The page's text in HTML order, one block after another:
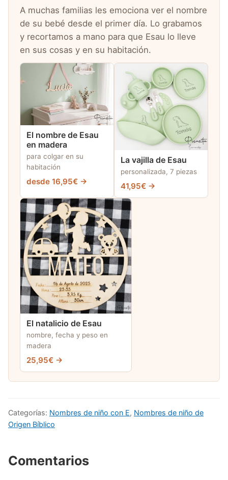
A muchas familias les emociona ver el nombre
de su bebé desde el primer día. Lo grabamos
y recortamos a mano para que Esau lo lleve
en sus cosas y en su habitación.
El nombre de Esau
en madera
para colgar en su
habitación
desde 16,95€ →
La vajilla de Esau
personalizada, 7 piezas
41,95€ →
El natalicio de Esau
nombre, fecha y peso en
madera
25,95€ →
Categorías: Nombres de niño con E, Nombres de niño de
Origen Bíblico
Comentarios